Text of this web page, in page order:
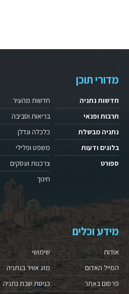
מדורי תוכן
חדשות נתניה
תרבות ופנאי
נתניה מבשלת
בלוגים ודעות
ספורט
חדשות מהעיר
בריאות וסביבה
כלכלה ונדלן
משפט ופלילי
צרכנות ועסקים
חינוך
מידע וכלים
אודות
המייל האדום
פרסום באתר
שימושי
מזג אוויר בנתניה
כניסת שבת נתניה